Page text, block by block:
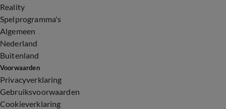
Reality
Spelprogramma's
Algemeen
Nederland
Buitenland
Voorwaarden
Privacyverklaring
Gebruiksvoorwaarden
Cookieverklaring